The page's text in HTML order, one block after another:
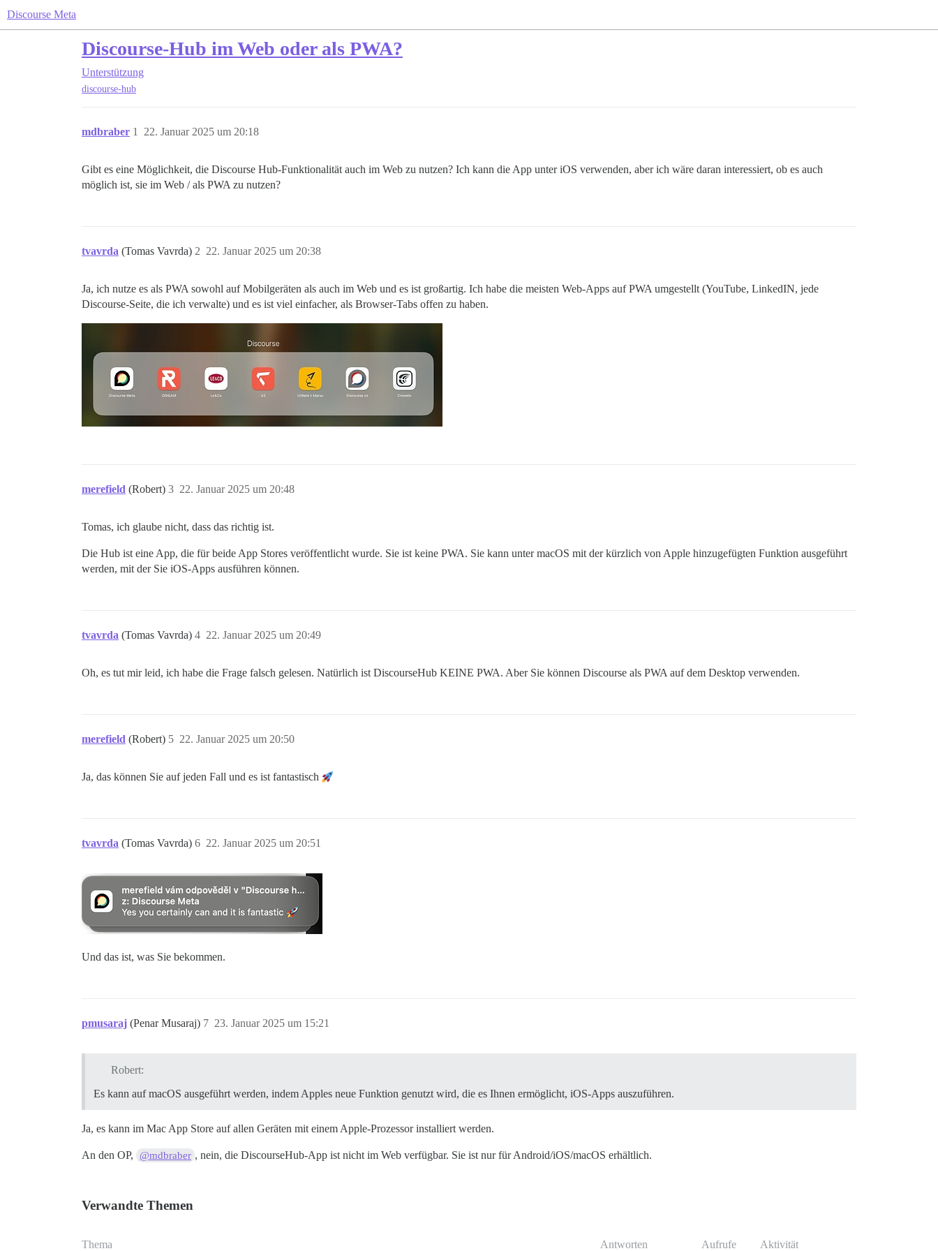
Discourse Meta
Discourse-Hub im Web oder als PWA?
Unterstützung
discourse-hub
mdbraber 22. Januar 2025 um 20:18
1
Gibt es eine Möglichkeit, die Discourse Hub-Funktionalität auch im Web zu nutzen? Ich kann die App unter iOS verwenden, aber ich wäre daran interessiert, ob es auch
möglich ist, sie im Web / als PWA zu nutzen?
tvavrda (Tomas Vavrda) 22. Januar 2025 um 20:38
2
Ja, ich nutze es als PWA sowohl auf Mobilgeräten als auch im Web und es ist großartig. Ich habe die meisten Web-Apps auf PWA umgestellt (YouTube, LinkedIN, jede
Discourse-Seite, die ich verwalte) und es ist viel einfacher, als Browser-Tabs offen zu haben.
merefield (Robert) 22. Januar 2025 um 20:48
3
Tomas, ich glaube nicht, dass das richtig ist.
Die Hub ist eine App, die für beide App Stores veröffentlicht wurde. Sie ist keine PWA. Sie kann unter macOS mit der kürzlich von Apple hinzugefügten Funktion ausgeführt
werden, mit der Sie iOS-Apps ausführen können.
tvavrda (Tomas Vavrda) 22. Januar 2025 um 20:49
4
Oh, es tut mir leid, ich habe die Frage falsch gelesen. Natürlich ist DiscourseHub KEINE PWA. Aber Sie können Discourse als PWA auf dem Desktop verwenden.
merefield (Robert) 22. Januar 2025 um 20:50
5
Ja, das können Sie auf jeden Fall und es ist fantastisch
tvavrda (Tomas Vavrda) 22. Januar 2025 um 20:51
6
Und das ist, was Sie bekommen.
pmusaraj (Penar Musaraj) 23. Januar 2025 um 15:21
7
Robert:
Es kann auf macOS ausgeführt werden, indem Apples neue Funktion genutzt wird, die es Ihnen ermöglicht, iOS-Apps auszuführen.
Ja, es kann im Mac App Store auf allen Geräten mit einem Apple-Prozessor installiert werden.
An den OP, @mdbraber , nein, die DiscourseHub-App ist nicht im Web verfügbar. Sie ist nur für Android/iOS/macOS erhältlich.
Verwandte Themen
Thema Antworten Aufrufe Aktivität